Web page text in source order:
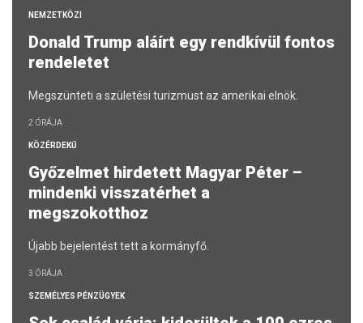
NEMZETKÖZI
Donald Trump aláírt egy rendkívül fontos
rendeletet
Megszünteti a születési turizmust az amerikai elnök.
2 ÓRÁJA
KÖZÉRDEKŰ
Győzelmet hirdetett Magyar Péter –
mindenki visszatérhet a
megszokotthoz
Újabb bejelentést tett a kormányfő.
3 ÓRÁJA
SZEMÉLYES PÉNZÜGYEK